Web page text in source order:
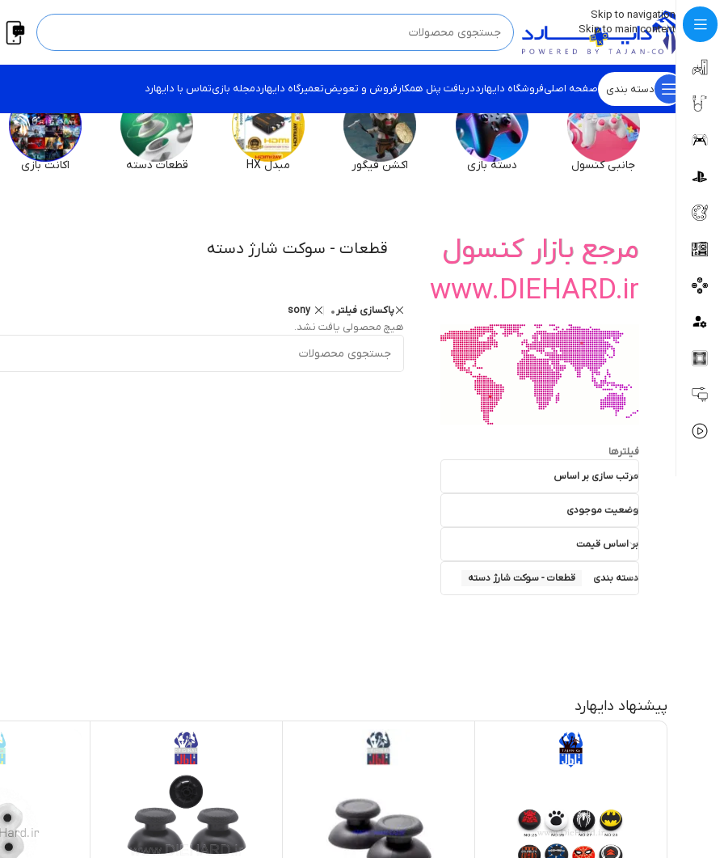
Skip to navigation
Skip to main content
💡برچسب و اسکین کنسول ها بروز شد . . . اینجا کیک کن !
دسته بندی صفحه اصلیفروشگاه دایهارددریافت پنل همکارفروش و تعویضتعمیرگاه دایهاردمجله بازیتماس با دایهارد
جانبی کنسول دسته بازی اکشن فیگور مبدل HX قطعات دسته اکانت بازی
مرجع بازار کنسول
www.DIEHARD.ir
فیلترها
مرتب سازی بر اساس
وضعیت موجودی
بر اساس قیمت
دسته بندی قطعات - سوکت شارژ دسته
قطعات - سوکت شارژ دسته
پاکسازی فیلتر sony
هیچ محصولی یافت نشد.
پیشنهاد دایهارد